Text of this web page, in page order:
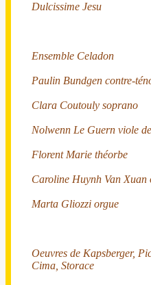
Dulcissime Jesu
Ensemble Celadon
Paulin Bundgen contre-
Clara Coutouly soprano
Nolwenn Le Guern viole
Florent Marie théorbe
Caroline Huynh Van Xuan
Marta Gliozzi orgue
Oeuvres de Kapsberger,
Cima, Storace